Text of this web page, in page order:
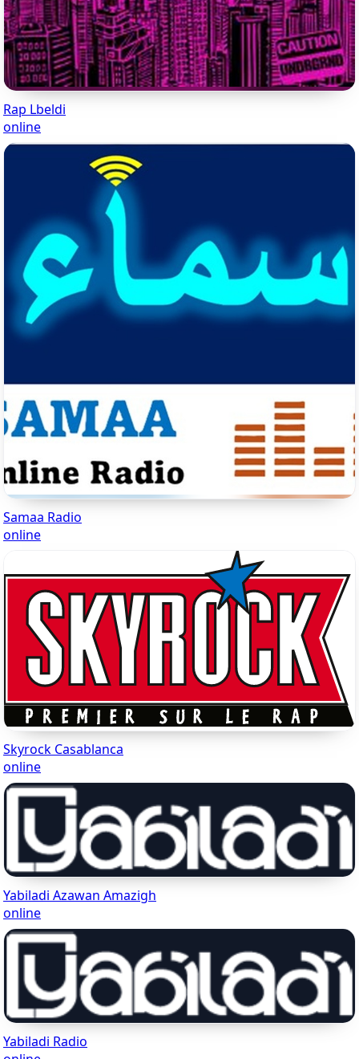
Rap Lbeldi
online
Samaa Radio
online
Skyrock Casablanca
online
Yabiladi Azawan Amazigh
online
Yabiladi Radio